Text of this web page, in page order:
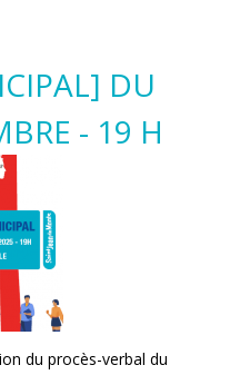
DU
- 19 H
du procès-verbal du